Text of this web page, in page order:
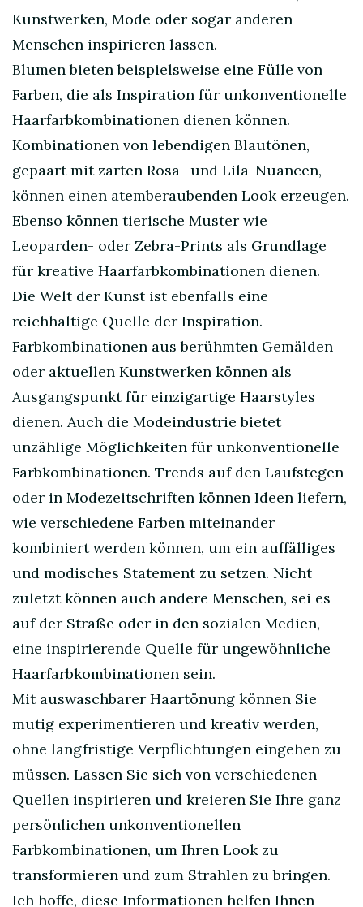
Kunstwerken, Mode oder sogar anderen
Menschen inspirieren lassen.
Blumen bieten beispielsweise eine Fülle von
Farben, die als Inspiration für unkonventionelle
Haarfarbkombinationen dienen können.
Kombinationen von lebendigen Blautönen,
gepaart mit zarten Rosa- und Lila-Nuancen,
können einen atemberaubenden Look erzeugen.
Ebenso können tierische Muster wie
Leoparden- oder Zebra-Prints als Grundlage
für kreative Haarfarbkombinationen dienen.
Die Welt der Kunst ist ebenfalls eine
reichhaltige Quelle der Inspiration.
Farbkombinationen aus berühmten Gemälden
oder aktuellen Kunstwerken können als
Ausgangspunkt für einzigartige Haarstyles
dienen. Auch die Modeindustrie bietet
unzählige Möglichkeiten für unkonventionelle
Farbkombinationen. Trends auf den Laufstegen
oder in Modezeitschriften können Ideen liefern,
wie verschiedene Farben miteinander
kombiniert werden können, um ein auffälliges
und modisches Statement zu setzen. Nicht
zuletzt können auch andere Menschen, sei es
auf der Straße oder in den sozialen Medien,
eine inspirierende Quelle für ungewöhnliche
Haarfarbkombinationen sein.
Mit auswaschbarer Haartönung können Sie
mutig experimentieren und kreativ werden,
ohne langfristige Verpflichtungen eingehen zu
müssen. Lassen Sie sich von verschiedenen
Quellen inspirieren und kreieren Sie Ihre ganz
persönlichen unkonventionellen
Farbkombinationen, um Ihren Look zu
transformieren und zum Strahlen zu bringen.
Ich hoffe, diese Informationen helfen Ihnen